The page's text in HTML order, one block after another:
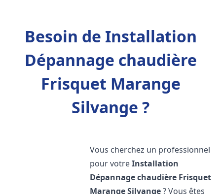
Besoin de Installation
Dépannage chaudière
Frisquet Marange
Silvange ?
Vous cherchez un professionnel
pour votreInstallation
Dépannage chaudière Frisquet
Marange Silvange? Vous êtes